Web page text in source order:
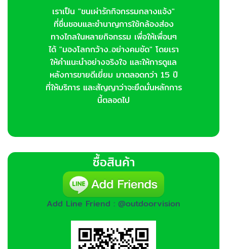
เราเป็น "ชนเผ่ารักกิจกรรมกลางแจ้ง"
ที่ชื่นชอบและชำนาญการใช้กล้องส่อง
ทางไกลในหลายกิจกรรม เพื่อให้เพื่อนๆ
ได้ "มองโลกกว้าง..อย่างคมชัด" โดยเรา
ให้คำแนะนำอย่างจริงใจ และให้การดูแล
หลังการขายดีเยี่ยม มาตลอดกว่า 15 ปี
ที่ให้บริการ และสัญญาว่าจะยึดมั่นหลักการ
นี้ตลอดไป
ซื้อสินค้า
Add Line Friend : @outdoorvision